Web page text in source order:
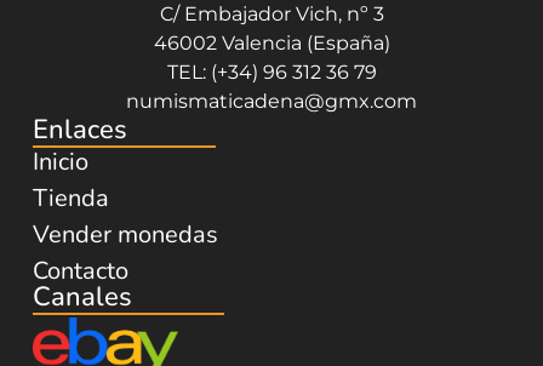
C/ Embajador Vich, nº 3
46002 Valencia (España)
TEL: (+34) 96 312 36 79
numismaticadena@gmx.com
Enlaces
Inicio
Tienda
Vender monedas
Contacto
Canales